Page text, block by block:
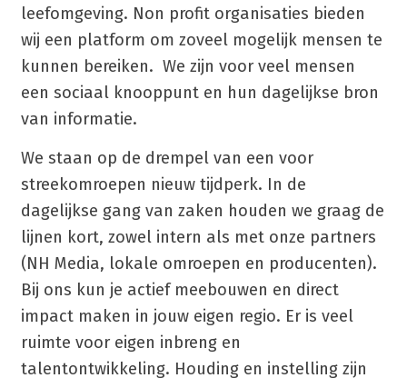
leefomgeving. Non profit organisaties bieden
wij een platform om zoveel mogelijk mensen te
kunnen bereiken. We zijn voor veel mensen
een sociaal knooppunt en hun dagelijkse bron
van informatie.
We staan op de drempel van een voor
streekomroepen nieuw tijdperk. In de
dagelijkse gang van zaken houden we graag de
lijnen kort, zowel intern als met onze partners
(NH Media, lokale omroepen en producenten).
Bij ons kun je actief meebouwen en direct
impact maken in jouw eigen regio. Er is veel
ruimte voor eigen inbreng en
talentontwikkeling. Houding en instelling zijn